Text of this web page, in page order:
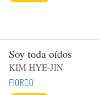
Soy toda oídos
KIM HYE-JIN
FIORDO